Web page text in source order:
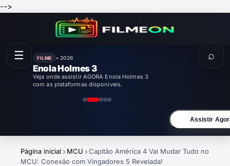
-->
FILME • 2026
Enola Holmes 3
Veja onde assistir AGORA Enola Holmes 3
com as plataformas disponíveis.
Assistir
Página inicial MCU
Capitão América 4 Vai Mudar Tudo no
MCU: Conexão com Vingadores 5 Revelada!
☰ ⌕